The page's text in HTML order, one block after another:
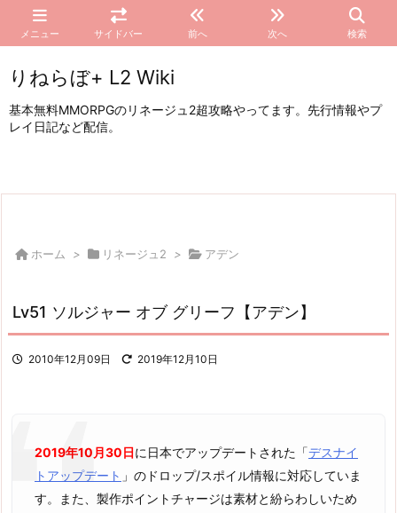
メニュー サイドバー 前へ 次へ 検索
りねらぼ+ L2 Wiki
基本無料MMORPGのリネージュ2超攻略やってます。先行情報やプ
レイ日記など配信。
ホーム > リネージュ2 > アデン
Lv51 ソルジャー オブ グリーフ【アデン】
2010年12月09日 2019年12月10日
2019年10月30日に日本でアップデートされた「デスナイ
トアップデート 」のドロップ/スポイル情報に対応していま
す。また、製作ポイントチャージは素材と紛らわしいため